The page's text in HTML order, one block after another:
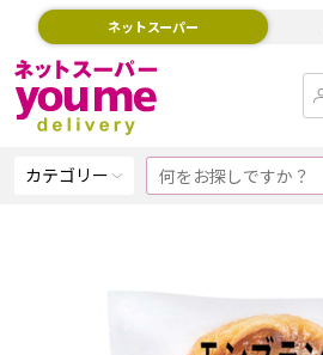
ネットスーパー
カテゴリー